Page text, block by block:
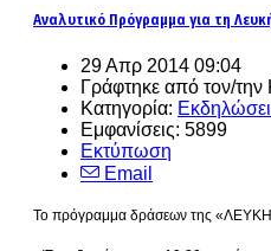
Αναλυτικό Πρόγραμμα για τη
29 Απρ 2014 09:04
Γράφτηκε από τον/
Κατηγορία:
Εμφανίσεις: 5899
Εκτύπωση
Email
Το πρόγραμμα δράσεων της